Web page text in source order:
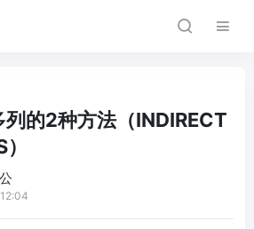
的2种方法（INDIRECT